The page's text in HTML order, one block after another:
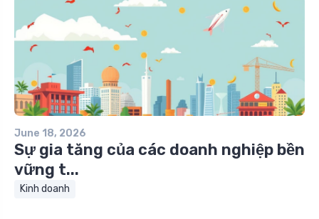
June 18, 2026
Sự gia tăng của các doanh nghiệp bền
vững t...
Kinh doanh